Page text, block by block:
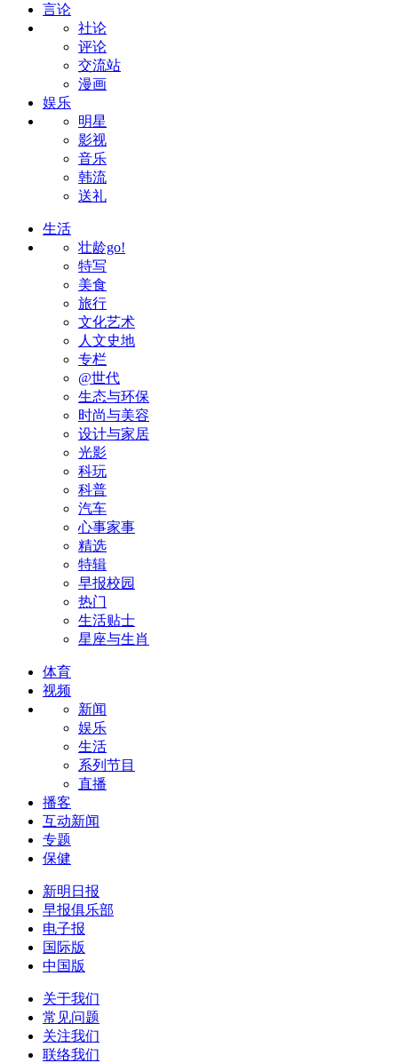
言论
社论
评论
交流站
漫画
娱乐
明星
影视
音乐
韩流
送礼
生活
壮龄go!
特写
美食
旅行
文化艺术
人文史地
专栏
@世代
生态与环保
时尚与美容
设计与家居
光影
科玩
科普
汽车
心事家事
精选
特辑
早报校园
热门
生活贴士
星座与生肖
体育
视频
新闻
娱乐
生活
系列节目
直播
播客
互动新闻
专题
保健
新明日报
早报俱乐部
电子报
国际版
中国版
关于我们
常见问题
关注我们
联络我们